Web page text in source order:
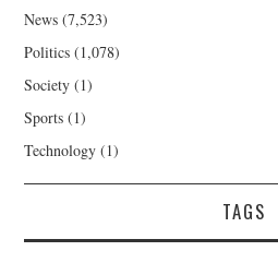
News (7,523)
Politics (1,078)
Society (1)
Sports (1)
Technology (1)
TAGS